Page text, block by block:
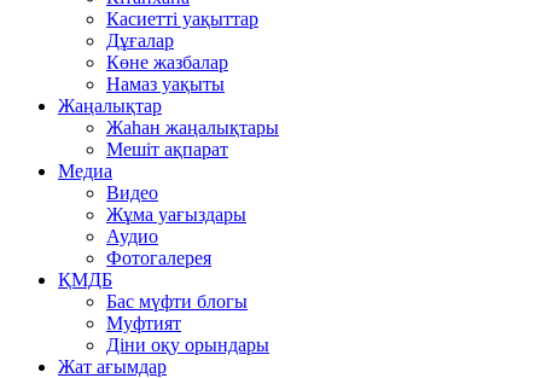
Касиетті уақыттар
Дұғалар
Көне жазбалар
Намаз уақыты
Жаңалықтар
Жаһан жаңалықтары
Мешіт ақпарат
Медиа
Видео
Жұма уағыздары
Аудио
Фотогалерея
ҚМДБ
Бас мүфти блогы
Муфтият
Діни оқу орындары
Жат ағымдар